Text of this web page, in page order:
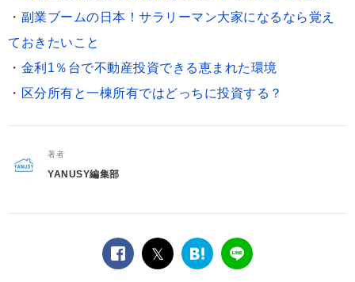
・ 副業ブームの日本！サラリーマン大家になるなら覚え
ておきたいこと
・ 金利1％台で不動産投資できる恵まれた環境
・ 区分所有と一棟所有ではどっちに投資する？
著者
YANUSY編集部
facebook
twitterは
LINE